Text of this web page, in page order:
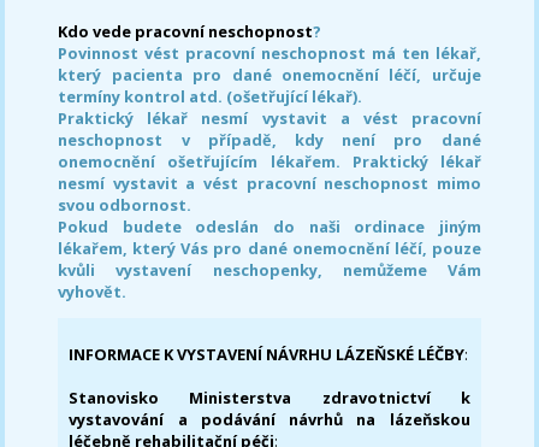
Kdo vede pracovní neschopnost?
Povinnost vést pracovní neschopnost má ten lékař,
který pacienta pro dané onemocnění léčí, určuje
termíny kontrol atd. (ošetřující lékař).
Praktický lékař nesmí vystavit a vést pracovní
neschopnost v případě, kdy není pro dané
onemocnění ošetřujícím lékařem. Praktický lékař
nesmí vystavit a vést pracovní neschopnost mimo
svou odbornost.
Pokud budete odeslán do naši ordinace jiným
lékařem, který Vás pro dané onemocnění léčí, pouze
kvůli vystavení neschopenky, nemůžeme Vám
vyhovět.
INFORMACE K VYSTAVENÍ NÁVRHU LÁZEŇSKÉ LÉČBY:
Stanovisko Ministerstva zdravotnictví k
vystavování a podávání návrhů na lázeňskou
léčebně rehabilitační péči: